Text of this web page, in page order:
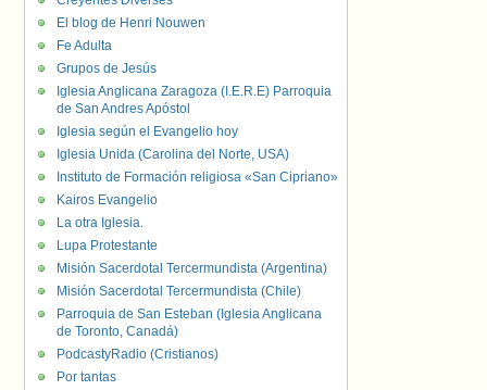
El blog de Henri Nouwen
Fe Adulta
Grupos de Jesús
Iglesia Anglicana Zaragoza (I.E.R.E) Parroquia
de San Andres Apóstol
Iglesia según el Evangelio hoy
Iglesia Unida (Carolina del Norte, USA)
Instituto de Formación religiosa «San Cipriano»
Kairos Evangelio
La otra Iglesia.
Lupa Protestante
Misión Sacerdotal Tercermundista (Argentina)
Misión Sacerdotal Tercermundista (Chile)
Parroquia de San Esteban (Iglesia Anglicana
de Toronto, Canadá)
PodcastyRadio (Cristianos)
Por tantas